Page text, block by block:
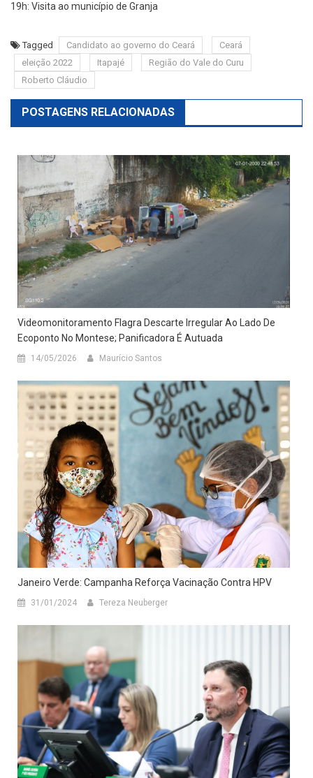
19h: Visita ao município de Granja
Tagged Candidato ao governo do Ceará
Ceará
eleição 2022
Itapajé
Região do Vale do Curu
Roberto Cláudio
POSTAGENS RELACIONADAS
Videomonitoramento Flagra Descarte Irregular Ao Lado De
Ecoponto No Montese; Panificadora É Autuada
14/05/2026 Maurício Santos
Janeiro Verde: Campanha Reforça Vacinação Contra HPV
31/01/2024 Tereza Neuberger